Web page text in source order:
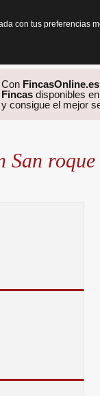
Con FincasOnline.es
Fincasdisponibles en
y consigue el mejor
San roque
con tus